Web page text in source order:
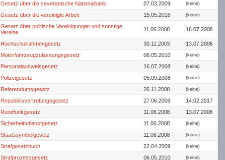
Gesetz über die severanische Nationalbank 07.03.2009 (keine)
Gesetz über die vereinigte Arbeit 15.05.2016 (keine)
Gesetz über politische Vereinigungen und sonstige
Vereine
11.06.2008 16.07.2008
Hochschulrahmengesetz 30.11.2003
13.07.2008
Motorfahrzeugzulassungsgesetz 06.05.2010 (keine)
Personalausweisgesetz 16.07.2008 (keine)
Polizeigesetz 05.09.2008 (keine)
Referendumsgesetz 26.11.2008 (keine)
Republiksvertretungsgesetz 27.06.2008 14.02.2017
Rundfunkgesetz 11.06.2008
13.07.2008
Sicherheitsdienstgesetz 11.06.2008 (keine)
Staatssymbolgesetz 11.06.2008 (keine)
Strafgesetzbuch 22.04.2009 (keine)
Strafprozessgesetz 06.05.2010 (keine)